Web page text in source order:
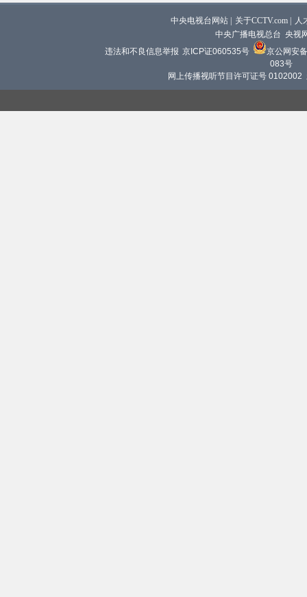
中央电视台网站 关于CCTV.com
人
中央广播电视总台 央视
违法和不良信息举报 京ICP证060535号
京公网安
083号
网上传播视听节目许可证号